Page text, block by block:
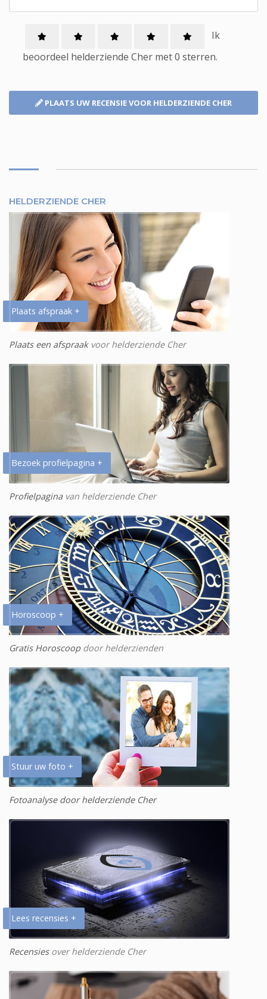
Ik
beoordeel helderziende Cher met0 sterren.
PLAATS UW RECENSIE VOOR HELDERZIENDE CHER
HELDERZIENDE CHER
Plaats afspraak +
Plaats een afspraakvoor helderziende Cher
Bezoek profielpagina +
Profielpagina van helderziende Cher
Horoscoop +
Gratis Horoscoopdoor helderzienden
Stuur uw foto +
Fotoanalyse door helderziende Cher
Lees recensies +
Recensiesover helderziende Cher